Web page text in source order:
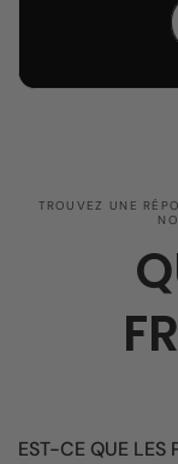
TROUVEZ UNE
EST-CE QUE LES